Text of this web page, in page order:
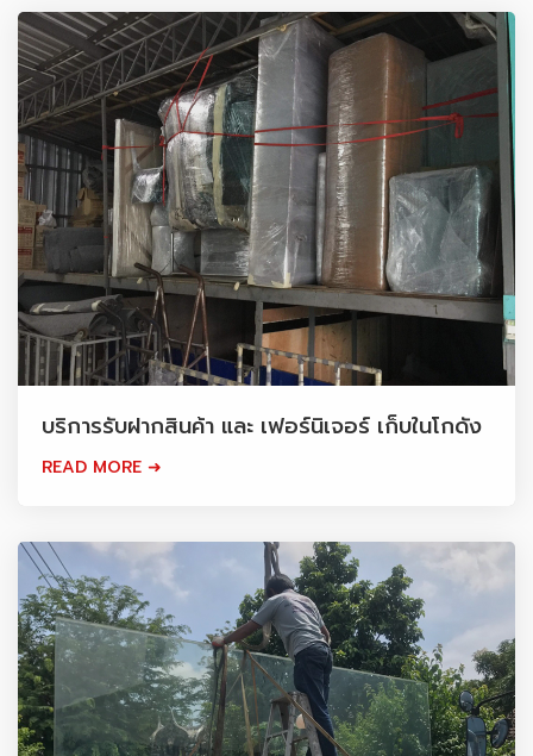
บริการรับฝากสินค้า และ เฟอร์นิเจอร์ เก็บในโกดัง
READ MORE ➜